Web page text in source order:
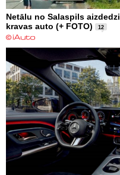
Netālu no Salaspils
kravas auto (+ FOTO)
12